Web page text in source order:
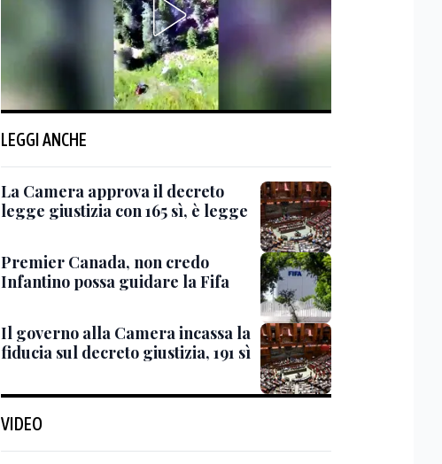
LEGGI ANCHE
La Camera approva il decreto
legge giustizia con 165 sì, è legge
Premier Canada, non credo
Infantino possa guidare la Fifa
Il governo alla Camera incassa la
fiducia sul decreto giustizia, 191 sì
VIDEO